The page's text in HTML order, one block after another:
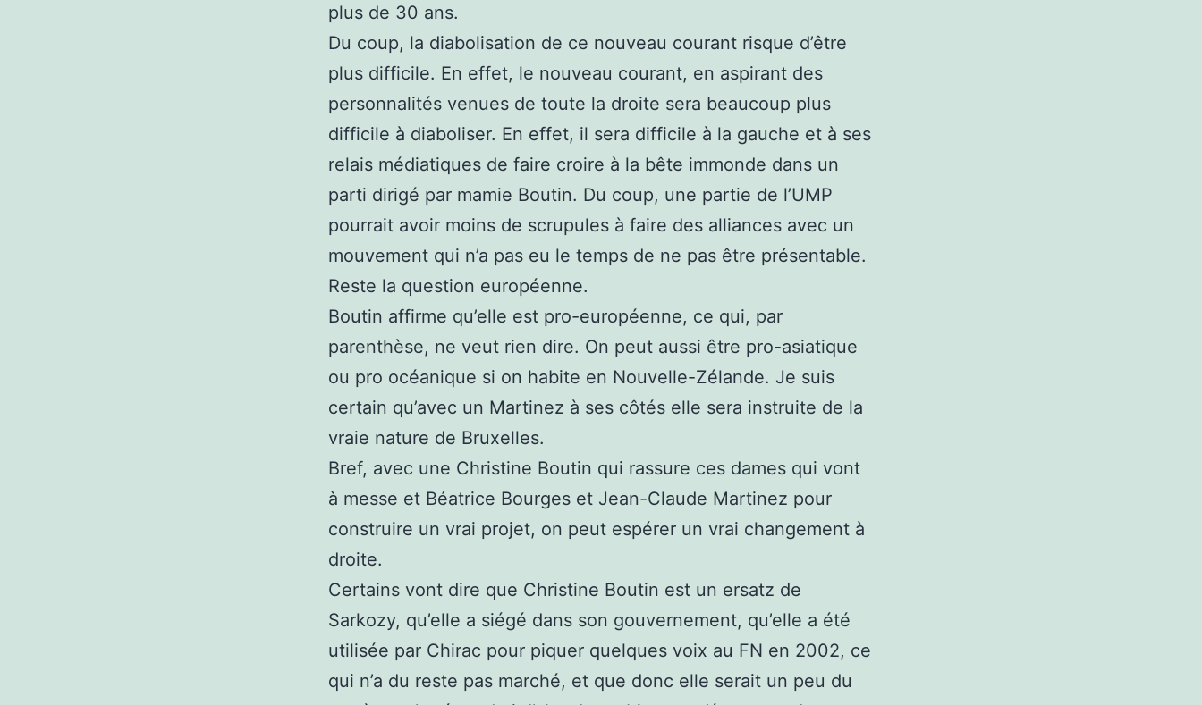
plus de 30 ans.
Du coup, la diabolisation de ce nouveau courant risque d’être
plus difficile. En effet, le nouveau courant, en aspirant des
personnalités venues de toute la droite sera beaucoup plus
difficile à diaboliser. En effet, il sera difficile à la gauche et à ses
relais médiatiques de faire croire à la bête immonde dans un
parti dirigé par mamie Boutin. Du coup, une partie de l’UMP
pourrait avoir moins de scrupules à faire des alliances avec un
mouvement qui n’a pas eu le temps de ne pas être présentable.
Reste la question européenne.
Boutin affirme qu’elle est pro-européenne, ce qui, par
parenthèse, ne veut rien dire. On peut aussi être pro-asiatique
ou pro océanique si on habite en Nouvelle-Zélande. Je suis
certain qu’avec un Martinez à ses côtés elle sera instruite de la
vraie nature de Bruxelles.
Bref, avec une Christine Boutin qui rassure ces dames qui vont
à messe et Béatrice Bourges et Jean-Claude Martinez pour
construire un vrai projet, on peut espérer un vrai changement à
droite.
Certains vont dire que Christine Boutin est un ersatz de
Sarkozy, qu’elle a siégé dans son gouvernement, qu’elle a été
utilisée par Chirac pour piquer quelques voix au FN en 2002, ce
qui n’a du reste pas marché, et que donc elle serait un peu du